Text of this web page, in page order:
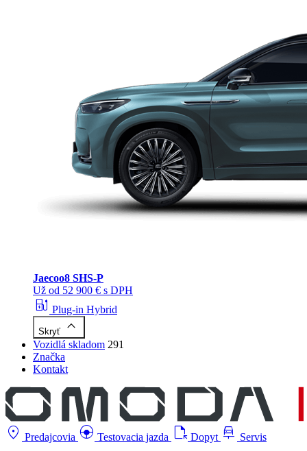
Jaecoo8 SHS-P
Už od 52 900 € s DPH
ev_station Plug-in Hybrid
Skryť keyboard_arrow_up
Vozidlá skladom 291
Značka
Kontakt
location_on Predajcovia search_hands_free Testovacia jazda file_open Dopyt car_repair Servis